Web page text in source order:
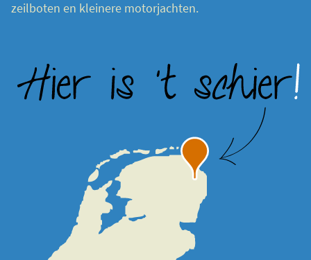
zeilboten en kleinere motorjachten.